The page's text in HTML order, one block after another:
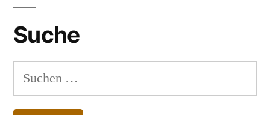
Suche
Suchen
nach: